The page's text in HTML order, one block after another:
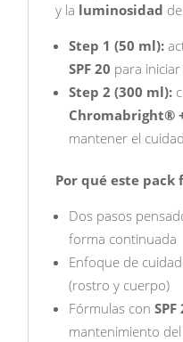
y la luminosidad
Step 1 (50 ml):
SPF 20 para
Step 2 (300 ml):
Chromabright® +
mantener el
Por qué este
Dos pasos
forma continuada
Enfoque de
(rostro y cuerpo)
Fórmulas conSPF
mantenimiento